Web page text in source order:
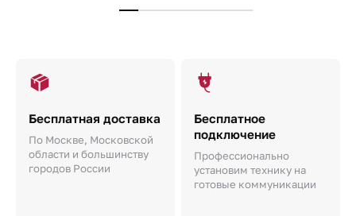
Бесплатная доставка
По Москве, Московской
области и большинству
городов России
Бесплатное
подключение
Профессионально
установим технику на
готовые коммуникации